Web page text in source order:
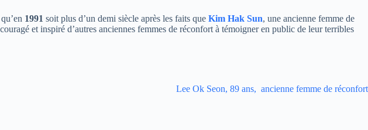
1991 soit plus d’un demi siècle après les faits que Kim Hak Sun, une ancienne femme de
et inspiré d’autres anciennes femmes de réconfort à témoigner en public de leur terribles
Lee Ok Seon, 89 ans, ancienne femme de réconfort